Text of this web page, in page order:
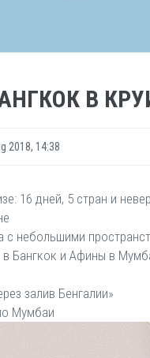
В
2018, 14:38
16 дней, 5 стран и
с небольшими
Бангкок и Афины в
залив Бенгалии»
Мумбаи